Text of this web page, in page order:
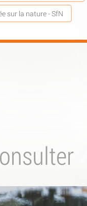
sur la nature - SfN